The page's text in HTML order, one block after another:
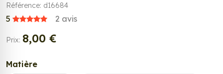
Référence: d16684
5 2 avis
Prix: 8,00 €
Matière